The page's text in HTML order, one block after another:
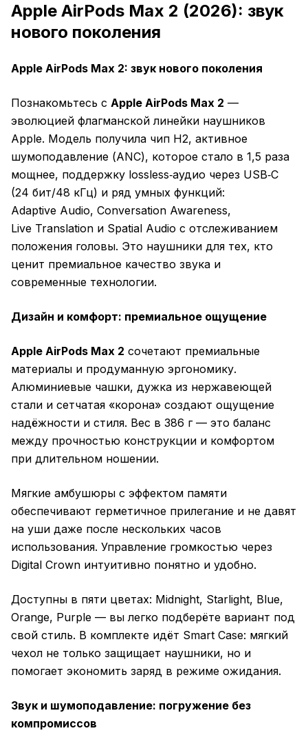
Apple AirPods Max 2 (2026): звук
нового поколения
Apple AirPods Max 2: звук нового поколения
Познакомьтесь с Apple AirPods Max 2 —
эволюцией флагманской линейки наушников
Apple. Модель получила чип H2, активное
шумоподавление (ANC), которое стало в 1,5 раза
мощнее, поддержку lossless‑аудио через USB‑C
(24 бит/48 кГц) и ряд умных функций:
Adaptive Audio, Conversation Awareness,
Live Translation и Spatial Audio с отслеживанием
положения головы. Это наушники для тех, кто
ценит премиальное качество звука и
современные технологии.
Дизайн и комфорт: премиальное ощущение
Apple AirPods Max 2 сочетают премиальные
материалы и продуманную эргономику.
Алюминиевые чашки, дужка из нержавеющей
стали и сетчатая «корона» создают ощущение
надёжности и стиля. Вес в 386 г — это баланс
между прочностью конструкции и комфортом
при длительном ношении.
Мягкие амбушюры с эффектом памяти
обеспечивают герметичное прилегание и не давят
на уши даже после нескольких часов
использования. Управление громкостью через
Digital Crown интуитивно понятно и удобно.
Доступны в пяти цветах: Midnight, Starlight, Blue,
Orange, Purple — вы легко подберёте вариант под
свой стиль. В комплекте идёт Smart Case: мягкий
чехол не только защищает наушники, но и
помогает экономить заряд в режиме ожидания.
Звук и шумоподавление: погружение без
компромиссов